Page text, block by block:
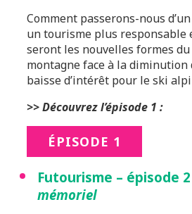
Comment passerons-nous
un tourisme plus responsable
seront les nouvelles formes
montagne face à la diminution
baisse d’intérêt pour le ski
>> Découvrez l’épisode 1 :
ÉPISODE 1
Futourisme – épisode 2
mémoriel